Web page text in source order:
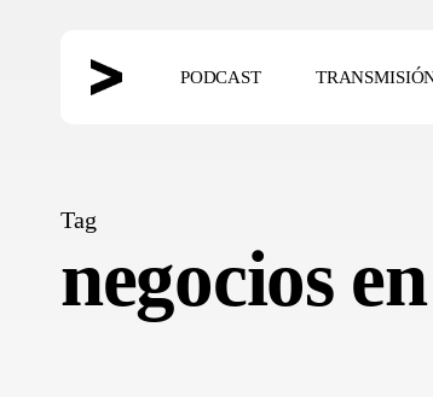
PODCAST
Tag
negocios